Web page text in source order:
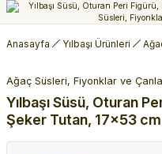
Anasayfa Yılbaşı Ürünleri
Ağaç Süsleri, Fiyonklar ve
Yılbaşı Süsü, Oturan
Şeker Tutan, 17x53 cm